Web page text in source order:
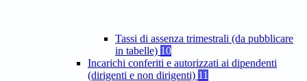
Tassi di assenza trimestrali (da pubblicare
in tabelle) 10
Incarichi conferiti e autorizzati ai dipendenti
(dirigenti e non dirigenti) 11